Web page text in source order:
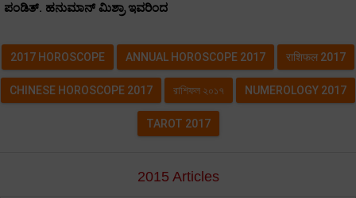
ಪಂಡಿತ್. ಹನುಮಾನ್ ಮಿಶ್ರಾ ಇವರಿಂದ
2017 HOROSCOPE ANNUAL HOROSCOPE 2017 राशिफल 2017
CHINESE HOROSCOPE 2017 রাশিফল ২০১৭ NUMEROLOGY 2017
TAROT 2017
2015 Articles